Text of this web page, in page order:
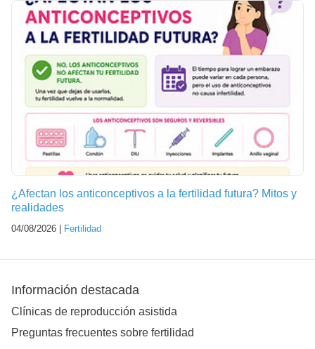
¿Afectan los anticonceptivos a la fertilidad futura? Mitos y
realidades
04/08/2026 | Fertilidad
Información destacada
Clínicas de reproducción asistida
Preguntas frecuentes sobre fertilidad